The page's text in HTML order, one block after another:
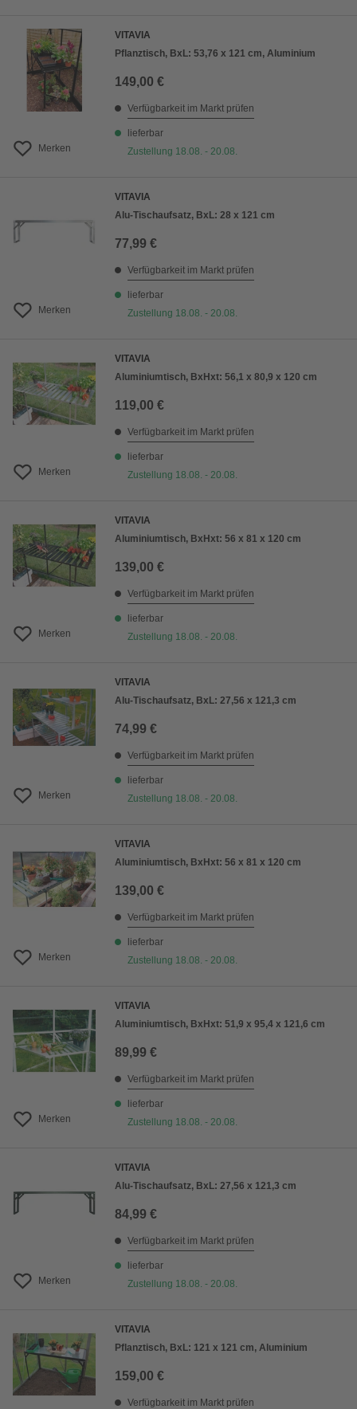
Merken
VITAVIA
Pflanztisch, BxL: 53,76 x 121 cm, Aluminium
149,00 €
Verfügbarkeit im Markt prüfen
lieferbar
Zustellung 18.08. - 20.08.
Merken
VITAVIA
Alu-Tischaufsatz, BxL: 28 x 121 cm
77,99 €
Verfügbarkeit im Markt prüfen
lieferbar
Zustellung 18.08. - 20.08.
Merken
VITAVIA
Aluminiumtisch, BxHxt: 56,1 x 80,9 x 120 cm
119,00 €
Verfügbarkeit im Markt prüfen
lieferbar
Zustellung 18.08. - 20.08.
Merken
VITAVIA
Aluminiumtisch, BxHxt: 56 x 81 x 120 cm
139,00 €
Verfügbarkeit im Markt prüfen
lieferbar
Zustellung 18.08. - 20.08.
Merken
VITAVIA
Alu-Tischaufsatz, BxL: 27,56 x 121,3 cm
74,99 €
Verfügbarkeit im Markt prüfen
lieferbar
Zustellung 18.08. - 20.08.
Merken
VITAVIA
Aluminiumtisch, BxHxt: 56 x 81 x 120 cm
139,00 €
Verfügbarkeit im Markt prüfen
lieferbar
Zustellung 18.08. - 20.08.
Merken
VITAVIA
Aluminiumtisch, BxHxt: 51,9 x 95,4 x 121,6 cm
89,99 €
Verfügbarkeit im Markt prüfen
lieferbar
Zustellung 18.08. - 20.08.
Merken
VITAVIA
Alu-Tischaufsatz, BxL: 27,56 x 121,3 cm
84,99 €
Verfügbarkeit im Markt prüfen
lieferbar
Zustellung 18.08. - 20.08.
VITAVIA
Pflanztisch, BxL: 121 x 121 cm, Aluminium
159,00 €
Verfügbarkeit im Markt prüfen